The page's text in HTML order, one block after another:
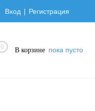
Вход Регистрация
0 В корзине пока пусто